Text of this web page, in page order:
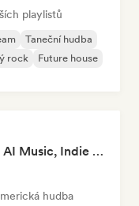
playlistů
Taneční hudba
rock
Future house
Pop Machine Mode 🤖 AI Music, Indie Pop & Dream Pop
hudba